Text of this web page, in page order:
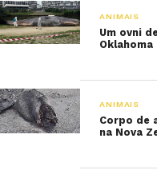
ANIMAIS
Um ovni
Oklahoma
ANIMAIS
Corpo de
na Nova